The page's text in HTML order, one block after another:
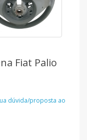
Fiat Palio
dúvida/proposta ao